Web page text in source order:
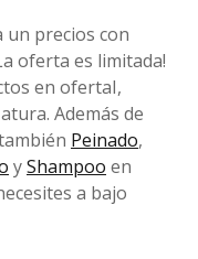
un precios con
oferta es limitada!
en ofertaI,
Además de
Peinado,
yShampoo en
a bajo